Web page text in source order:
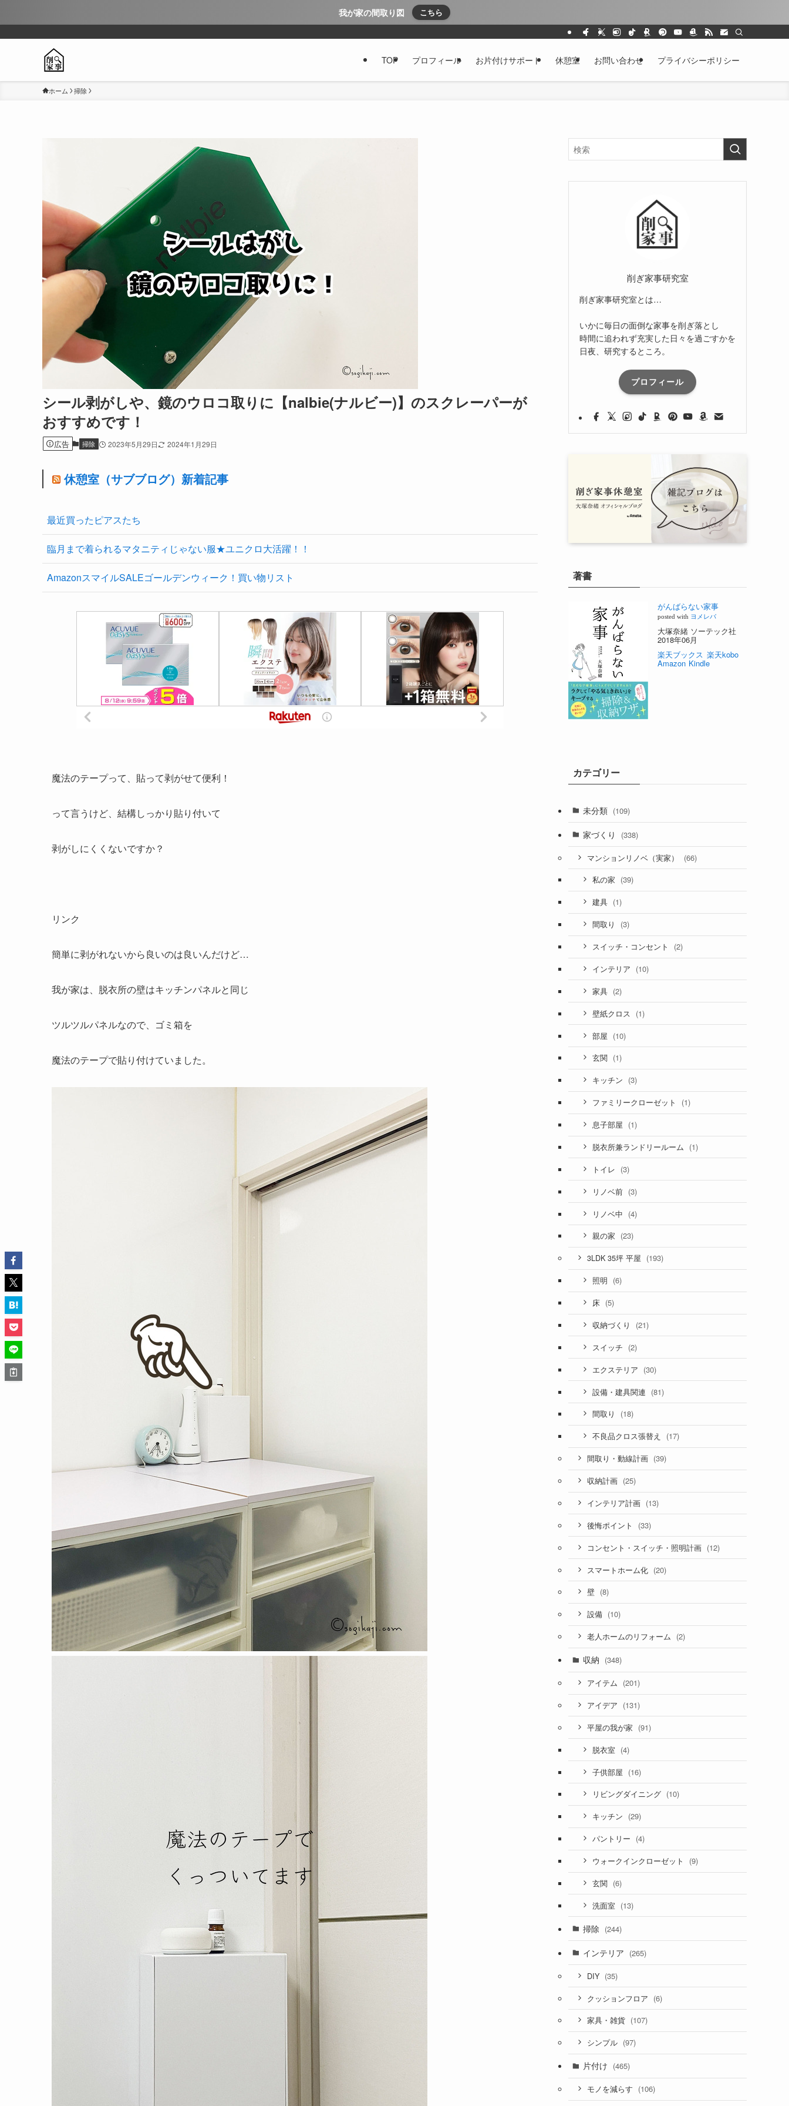
我が家の間取り図 こちら
TOP プロフィール お片付けサポート 休憩室 お問い合わせ プライバシーポリシー
ホーム 掃除
シール剥がしや、鏡のウロコ取りに【nalbie(ナルビー)】のスクレーパーが
おすすめです！
広告 掃除 2023年5月29日 2024年1月29日
休憩室（サブブログ）新着記事
最近買ったピアスたち
臨月まで着られるマタニティじゃない服★ユニクロ大活躍！！
AmazonスマイルSALEゴールデンウィーク！買い物リスト
魔法のテープって、貼って剥がせて便利！
って言うけど、結構しっかり貼り付いて
剥がしにくくないですか？
リンク
簡単に剥がれないから良いのは良いんだけど…
我が家は、脱衣所の壁はキッチンパネルと同じ
ツルツルパネルなので、ゴミ箱を
魔法のテープで貼り付けていました。
削ぎ家事研究室
削ぎ家事研究室とは…
いかに毎日の面倒な家事を削ぎ落とし
時間に追われず充実した日々を過ごすかを
日夜、研究するところ。
プロフィール
著書
がんばらない家事
posted with ヨメレバ
大塚奈緒 ソーテック社
2018年06月
楽天ブックス 楽天kobo
Amazon Kindle
カテゴリー
未分類 (109)
家づくり (338)
マンションリノベ（実家） (66)
私の家 (39)
建具 (1)
間取り (3)
スイッチ・コンセント (2)
インテリア (10)
家具 (2)
壁紙クロス (1)
部屋 (10)
玄関 (1)
キッチン (3)
ファミリークローゼット (1)
息子部屋 (1)
脱衣所兼ランドリールーム (1)
トイレ (3)
リノベ前 (3)
リノベ中 (4)
親の家 (23)
3LDK 35坪 平屋 (193)
照明 (6)
床 (5)
収納づくり (21)
スイッチ (2)
エクステリア (30)
設備・建具関連 (81)
間取り (18)
不良品クロス張替え (17)
間取り・動線計画 (39)
収納計画 (25)
インテリア計画 (13)
後悔ポイント (33)
コンセント・スイッチ・照明計画 (12)
スマートホーム化 (20)
壁 (8)
設備 (10)
老人ホームのリフォーム (2)
収納 (348)
アイテム (201)
アイデア (131)
平屋の我が家 (91)
脱衣室 (4)
子供部屋 (16)
リビングダイニング (10)
キッチン (29)
パントリー (4)
ウォークインクローゼット (9)
玄関 (6)
洗面室 (13)
掃除 (244)
インテリア (265)
DIY (35)
クッションフロア (6)
家具・雑貨 (107)
シンプル (97)
片付け (465)
モノを減らす (106)